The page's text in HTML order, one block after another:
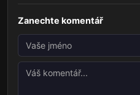
Zanechte komentář